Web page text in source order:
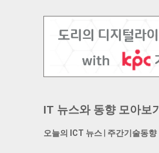
IT 뉴스와 동향 모아보기
오늘의 ICT 뉴스| 주간기술동향